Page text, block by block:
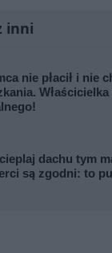
inni
nie płacił i nie
dachu tym
są zgodni: to